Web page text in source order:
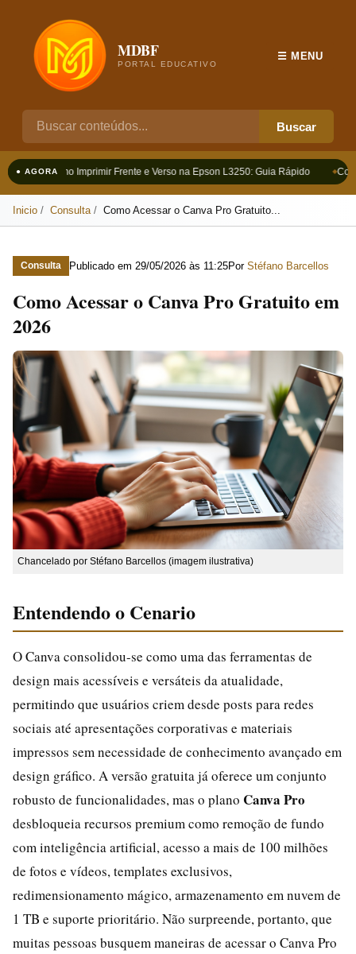
MDBF
PORTAL EDUCATIVO
Buscar
☰ MENU
● AGORAComo Imprimir Frente e Verso na Epson L3250: Guia Rápido
Inicio Consulta Como Acessar o Canva Pro Gratuito...
Consulta Publicado em 29/05/2026 às 11:25Por Stéfano Barcellos
Como Acessar o Canva Pro Gratuito em
2026
Chancelado por Stéfano Barcellos (imagem ilustrativa)
Entendendo o Cenario
O Canva consolidou-se como uma das ferramentas de
design mais acessíveis e versáteis da atualidade,
permitindo que usuários criem desde posts para redes
sociais até apresentações corporativas e materiais
impressos sem necessidade de conhecimento avançado em
design gráfico. A versão gratuita já oferece um conjunto
robusto de funcionalidades, mas o plano Canva Pro
desbloqueia recursos premium como remoção de fundo
com inteligência artificial, acesso a mais de 100 milhões
de fotos e vídeos, templates exclusivos,
redimensionamento mágico, armazenamento em nuvem de
1 TB e suporte prioritário. Não surpreende, portanto, que
muitas pessoas busquem maneiras de acessar o Canva Pro